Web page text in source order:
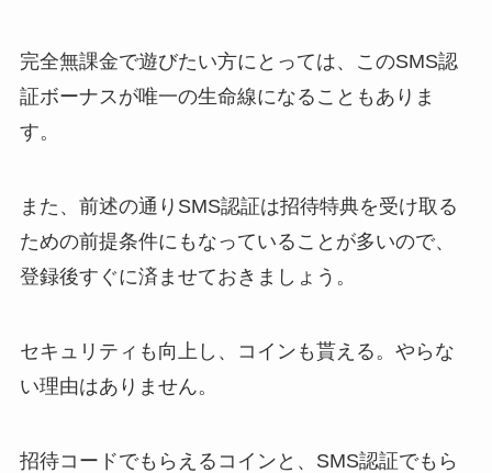
完全無課金で遊びたい方にとっては、このSMS認
証ボーナスが唯一の生命線になることもありま
す。
また、前述の通りSMS認証は招待特典を受け取る
ための前提条件にもなっていることが多いので、
登録後すぐに済ませておきましょう。
セキュリティも向上し、コインも貰える。やらな
い理由はありません。
招待コードでもらえるコインと、SMS認証でもら